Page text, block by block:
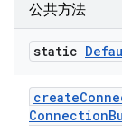
公共方法
static
create
Connection